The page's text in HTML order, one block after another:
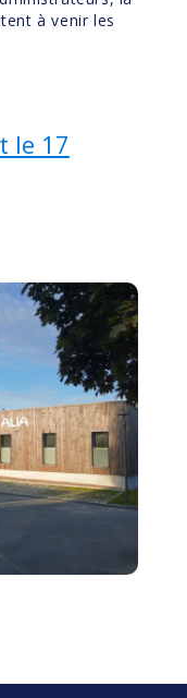
à venir les
le 17